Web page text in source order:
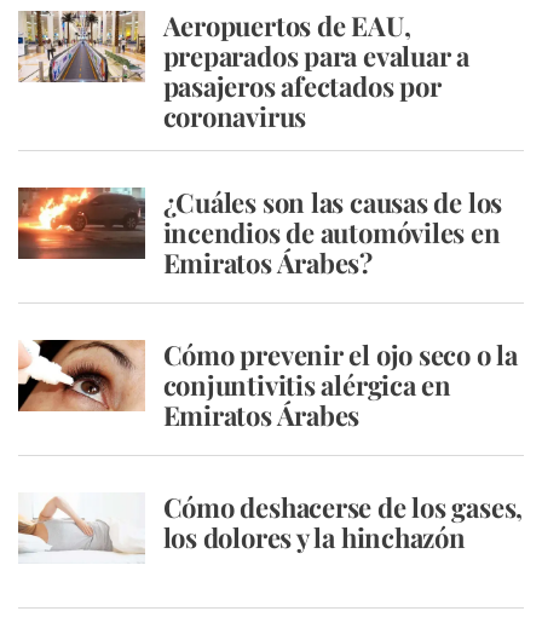
Aeropuertos de EAU,
preparados para evaluar a
pasajeros afectados por
coronavirus
¿Cuáles son las causas de los
incendios de automóviles en
Emiratos Árabes?
Cómo prevenir el ojo seco o la
conjuntivitis alérgica en
Emiratos Árabes
Cómo deshacerse de los gases,
los dolores y la hinchazón